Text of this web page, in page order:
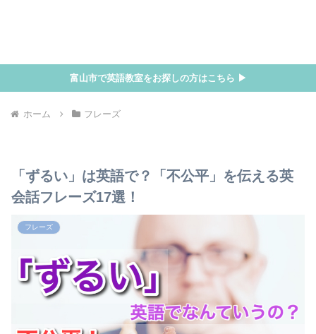
富山市で英語教室をお探しの方はこちら ▶
ホーム フレーズ
「ずるい」は英語で？「不公平」を伝える英
会話フレーズ17選！
フレーズ